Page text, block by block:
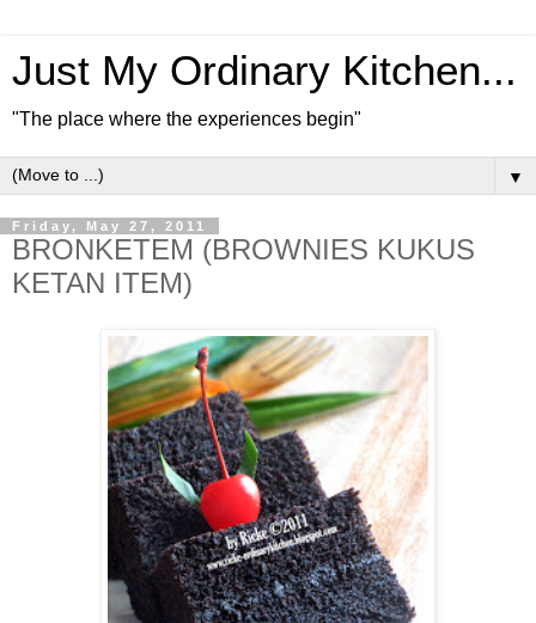
Just My Ordinary Kitchen...
"The place where the experiences begin"
▼
Friday, May 27, 2011
BRONKETEM (BROWNIES KUKUS
KETAN ITEM)